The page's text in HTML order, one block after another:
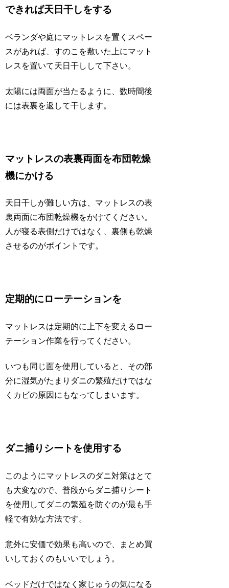
できれば天日干しをする
ベランダや庭にマットレスを置くスペー
スがあれば、すのこを敷いた上にマット
レスを置いて天日干しして下さい。
太陽には両面が当たるように、数時間後
には表裏を返して干します。
マットレスの表裏両面を布団乾燥
機にかける
天日干しが難しい方は、マットレスの表
裏両面に布団乾燥機をかけてください。
人が寝る表側だけではなく、裏側も乾燥
させるのがポイントです。
定期的にローテーションを
マットレスは定期的に上下を変えるロー
テーション作業を行ってください。
いつも同じ面を使用していると、その部
分に湿気がたまりダニの繁殖だけではな
くカビの原因にもなってしまいます。
ダニ捕りシートを使用する
このようにマットレスのダニ対策はとて
も大変なので、普段からダニ捕りシート
を使用してダニの繁殖を防ぐのが最も手
軽で有効な方法です。
意外に安価で効果も高いので、まとめ買
いしておくのもいいでしょう。
ベッドだけではなく家じゅうの気になる